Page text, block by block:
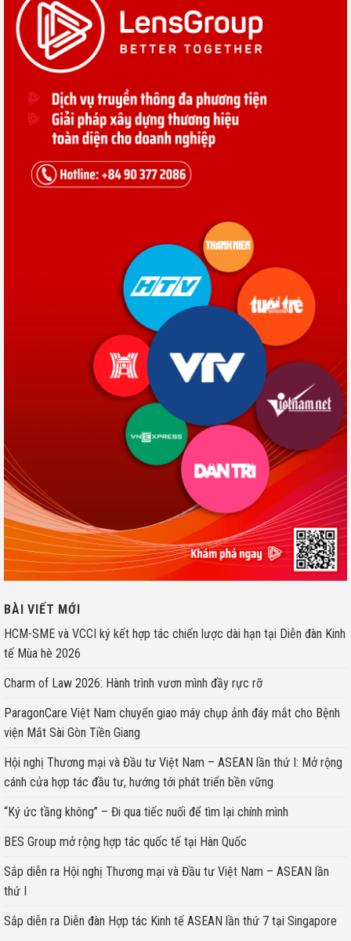
BÀI VIẾT MỚI
HCM-SME và VCCI ký kết hợp tác chiến lược dài hạn tại Diễn đàn Kinh
tế Mùa hè 2026
Charm of Law 2026: Hành trình vươn mình đầy rực rỡ
ParagonCare Việt Nam chuyển giao máy chụp ảnh đáy mắt cho Bệnh
viện Mắt Sài Gòn Tiền Giang
Hội nghị Thương mại và Đầu tư Việt Nam – ASEAN lần thứ I: Mở rộng
cánh cửa hợp tác đầu tư, hướng tới phát triển bền vững
“Ký ức tầng không” – Đi qua tiếc nuối để tìm lại chính mình
BES Group mở rộng hợp tác quốc tế tại Hàn Quốc
Sắp diễn ra Hội nghị Thương mại và Đầu tư Việt Nam – ASEAN lần
thứ I
Sắp diễn ra Diễn đàn Hợp tác Kinh tế ASEAN lần thứ 7 tại Singapore